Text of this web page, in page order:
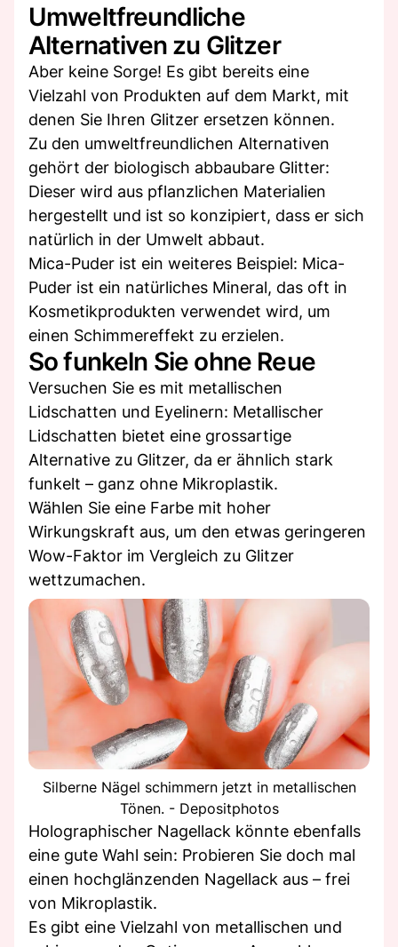
Umweltfreundliche
Alternativen zu Glitzer
Aber keine Sorge! Es gibt bereits eine
Vielzahl von Produkten auf dem Markt, mit
denen Sie Ihren Glitzer ersetzen können.
Zu den umweltfreundlichen Alternativen
gehört der biologisch abbaubare Glitter:
Dieser wird aus pflanzlichen Materialien
hergestellt und ist so konzipiert, dass er sich
natürlich in der Umwelt abbaut.
Mica-Puder ist ein weiteres Beispiel: Mica-
Puder ist ein natürliches Mineral, das oft in
Kosmetikprodukten verwendet wird, um
einen Schimmereffekt zu erzielen.
So funkeln Sie ohne Reue
Versuchen Sie es mit metallischen
Lidschatten und Eyelinern: Metallischer
Lidschatten bietet eine grossartige
Alternative zu Glitzer, da er ähnlich stark
funkelt – ganz ohne Mikroplastik.
Wählen Sie eine Farbe mit hoher
Wirkungskraft aus, um den etwas geringeren
Wow-Faktor im Vergleich zu Glitzer
wettzumachen.
Silberne Nägel schimmern jetzt in metallischen
Tönen. - Depositphotos
Holographischer Nagellack könnte ebenfalls
eine gute Wahl sein: Probieren Sie doch mal
einen hochglänzenden Nagellack aus – frei
von Mikroplastik.
Es gibt eine Vielzahl von metallischen und